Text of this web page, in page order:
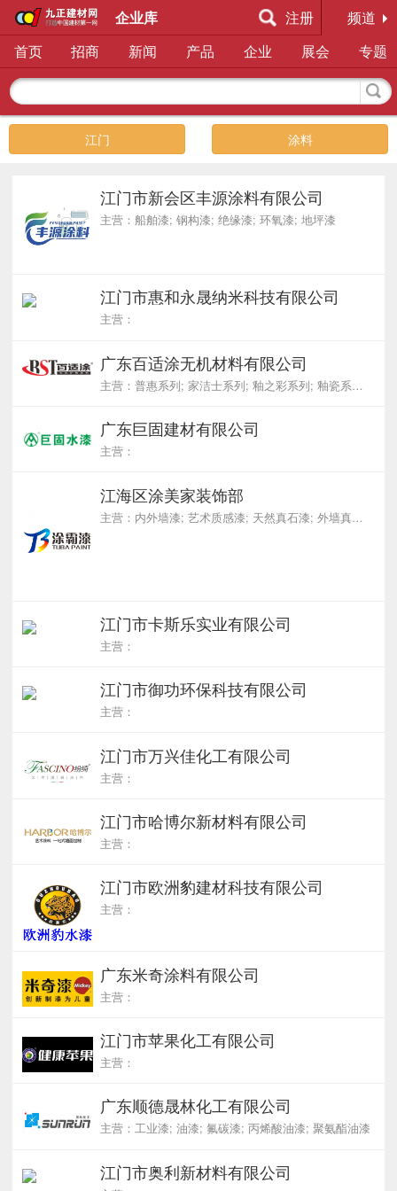
企业库 注册
频道
首页
招商 新闻 产品 企业 展会 专题
江门 涂料
江门市新会区丰源涂料有限公司
主营：船舶漆; 钢构漆; 绝缘漆; 环氧漆; 地坪漆
江门市惠和永晟纳米科技有限公司
主营：
广东百适涂无机材料有限公司
主营：普惠系列; 家洁士系列; 釉之彩系列; 釉瓷系列; 无机装甲
广东巨固建材有限公司
主营：
江海区涂美家装饰部
主营：内外墙漆; 艺术质感漆; 天然真石漆; 外墙真石漆; 仿石漆
江门市卡斯乐实业有限公司
主营：
江门市御功环保科技有限公司
主营：
江门市万兴佳化工有限公司
主营：
江门市哈博尔新材料有限公司
主营：
江门市欧洲豹建材科技有限公司
主营：
广东米奇涂料有限公司
主营：
江门市苹果化工有限公司
主营：
广东顺德晟林化工有限公司
主营：工业漆; 油漆; 氟碳漆; 丙烯酸油漆; 聚氨酯油漆
江门市奥利新材料有限公司